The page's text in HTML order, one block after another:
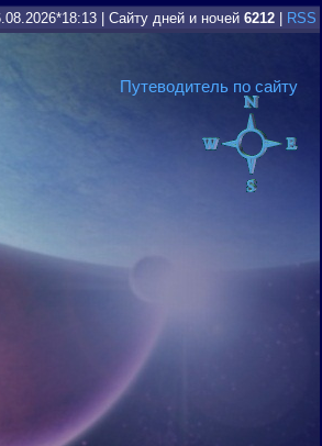
Сайту дней и ночей 6212 RSS
Путеводитель по сайту